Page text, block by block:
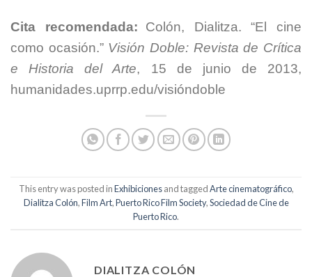
Cita recomendada:
Colón, Dialitza. “El cine
como ocasión.” Visión Doble: Revista de Crítica
e Historia del Arte, 15 de junio de 2013,
humanidades.uprrp.edu/visióndoble
This entry was posted inExhibicionesand taggedArte cinematográfico,
Dialitza Colón,Film Art,Puerto Rico Film Society,Sociedad de Cine de
Puerto Rico.
DIALITZA COLÓN